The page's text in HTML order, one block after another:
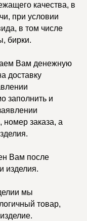
качества, в
при условии
в том числе
бирки.
Вам денежную
доставку
заполнить и
заказа, а
Вам после
изделия.
мы
товар,